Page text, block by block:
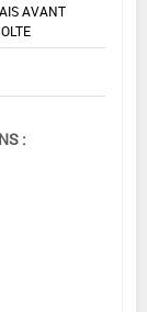
AVANT
: